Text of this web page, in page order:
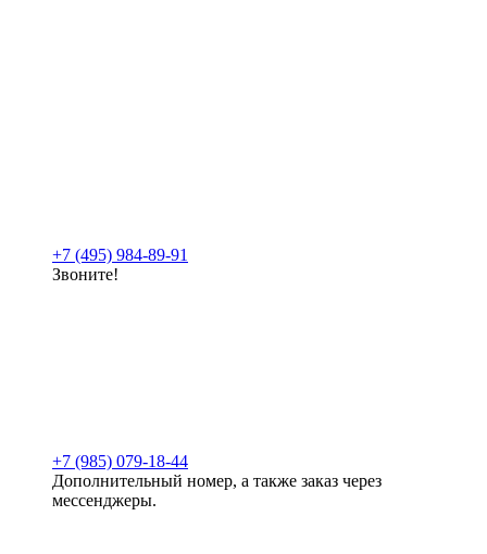
+7 (495) 984-89-91
Звоните!
+7 (985) 079-18-44
Дополнительный номер, а также заказ через
мессенджеры.